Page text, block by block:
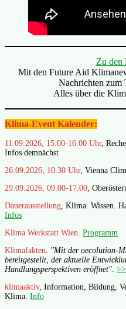
Zu den
Mit den Future Aid
Nachrichten zum
Alles über die
Klima-Event Kalender:
11.09.2026, 15.00-16.00 Uhr,
Infos demnächst
26.09.2026, 10.30 Uhr, Vienna
29.09.2026, 09.00-17.00,
Dauerausstellung, Klima. Wissen.
Infos
Klima Werkstatt Wien. Programm
Klimafakten. "Mit der oecolution-
bereitgestellt, der aktuelle
Handlungsperspektiven eröffnet".
klimaaktiv, Information, Bildung,
Klima. Info